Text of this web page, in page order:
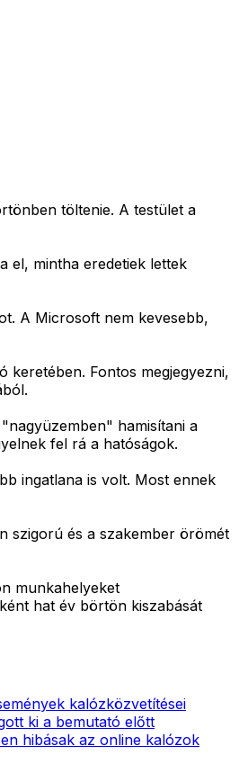
töltenie. A testület a
el, mintha eredetiek lettek
A Microsoft nem kevesebb,
keretében. Fontos megjegyezni,
hamisítani a
fel rá a hatóságok.
ingatlana is volt. Most ennek
szigorú és a szakember örömét
munkahelyeket
hat év börtön kiszabását
kalózközvetítései
ki a bemutató előtt
hibásak az online kalózok